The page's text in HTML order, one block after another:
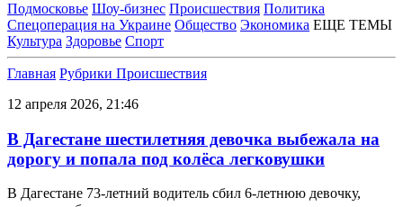
Подмосковье Шоу-бизнес Происшествия Политика
Спецоперация на Украине Общество Экономика ЕЩЕ ТЕМЫ
Культура Здоровье Спорт
Главная Рубрики Происшествия
12 апреля 2026, 21:46
В Дагестане шестилетняя девочка выбежала на
дорогу и попала под колёса легковушки
В Дагестане 73-летний водитель сбил 6-летнюю девочку,